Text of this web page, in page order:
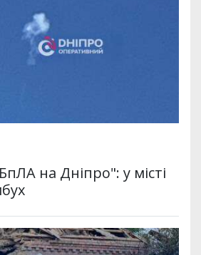
на Дніпро": у місті